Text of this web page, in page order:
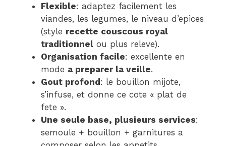
Flexible: adaptez facilement les
viandes, les legumes, le niveau d’epices
(style recette couscous royal
traditionnel ou plus releve).
Organisation facile: excellente en
mode a preparer la veille.
Gout profond: le bouillon mijote,
s’infuse, et donne ce cote « plat de
fete ».
Une seule base, plusieurs services:
semoule + bouillon + garnitures a